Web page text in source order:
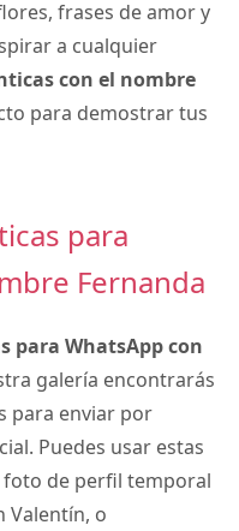
frases de amor y
a cualquier
con el nombre
para demostrar tus
para
Fernanda
para WhatsApp con
galería encontrarás
para enviar por
Puedes usar estas
foto de perfil temporal
Valentín, o